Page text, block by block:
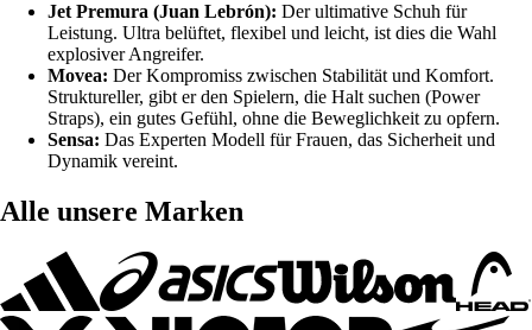
Jet Premura (Juan Lebrón): Der ultimative Schuh für
Leistung. Ultra belüftet, flexibel und leicht, ist dies die Wahl
explosiver Angreifer.
Movea: Der Kompromiss zwischen Stabilität und Komfort.
Struktureller, gibt er den Spielern, die Halt suchen (Power
Straps), ein gutes Gefühl, ohne die Beweglichkeit zu opfern.
Sensa: Das Experten Modell für Frauen, das Sicherheit und
Dynamik vereint.
Alle unsere Marken